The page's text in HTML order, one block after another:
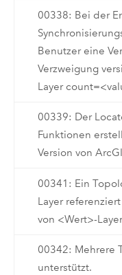
00338: Bei der
Benutzer eine
Verzweigung
Layer
00339: Der
Funktionen
Version von
00341: Ein
Layer
von <Wert>-
00342: Mehrere
unterstützt.